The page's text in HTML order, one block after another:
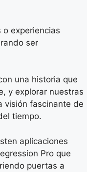
o experiencias
ser
una historia que
y explorar nuestras
visión fascinante de
tiempo.
aplicaciones
Pro que
puertas a